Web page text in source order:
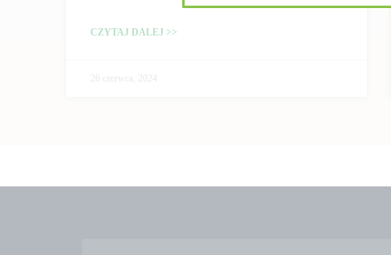
CZYTAJ DALEJ >>
26 czerwca, 2024